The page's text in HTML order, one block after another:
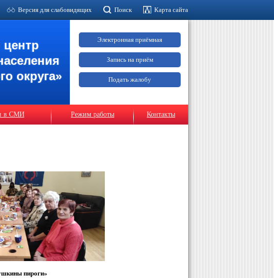
Версия для слабовидящих Поиск Карта сайта
округа»
Электронная приёмная
Запись на приём
Подать жалобу
в СМИ Режим работы Контакты
пироги»